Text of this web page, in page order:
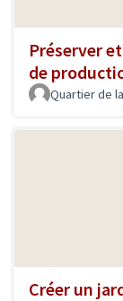
Préserver
de
Quartier de
Créer un